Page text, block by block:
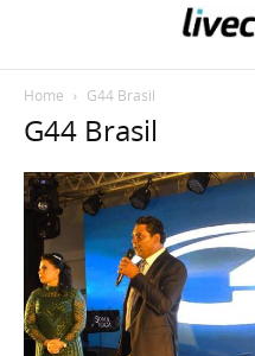
Home G44 Brasil
G44 Brasil